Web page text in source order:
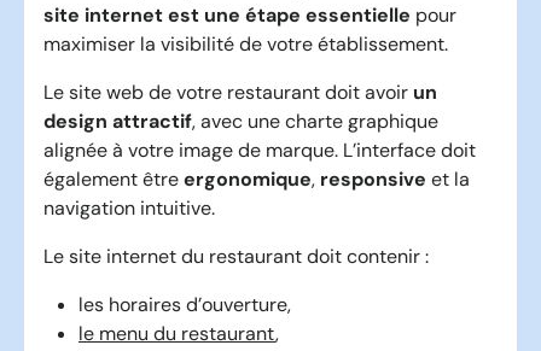
site internet est une étape essentielle pour
maximiser la visibilité de votre établissement.
Le site web de votre restaurant doit avoir un
design attractif, avec une charte graphique
alignée à votre image de marque. L’interface doit
également êtreergonomique, responsive et la
navigation intuitive.
Le site internet du restaurant doit contenir :
les horaires d’ouverture,
le menu du restaurant,